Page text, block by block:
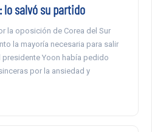
lo salvó su partido
la oposición de Corea del Sur
la mayoría necesaria para salir
presidente Yoon había pedido
por la ansiedad y